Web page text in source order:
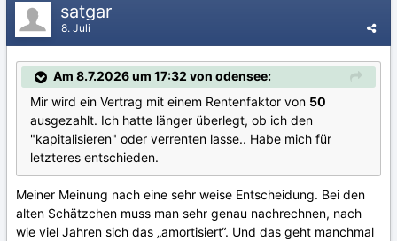
satgar
8. Juli
Am 8.7.2026 um 17:32 von odensee:
Mir wird ein Vertrag mit einem Rentenfaktor von 50
ausgezahlt. Ich hatte länger überlegt, ob ich den
"kapitalisieren" oder verrenten lasse.. Habe mich für
letzteres entschieden.
Meiner Meinung nach eine sehr weise Entscheidung. Bei den
alten Schätzchen muss man sehr genau nachrechnen, nach
wie viel Jahren sich das „amortisiert“. Und das geht manchmal